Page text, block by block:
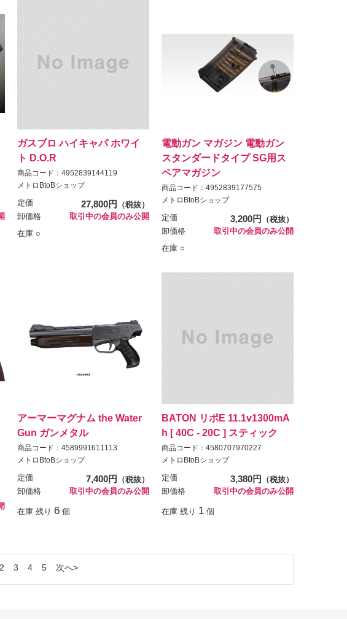
ガスブロ ハイキャパ ホワイ
ト D.O.R
商品コード：4952839144119
メトロBtoBショップ
定価 27,800円
（税抜）
卸価格
取引中の会員のみ公開
在庫 ○
電動ガン マガジン 電動ガン
スタンダードタイプ SG用ス
ペアマガジン
商品コード：4952839177575
メトロBtoBショップ
定価 3,200円
（税抜）
卸価格
取引中の会員のみ公開
在庫 ○
アーマーマグナム the Water
Gun ガンメタル
商品コード：4589991611113
メトロBtoBショップ
定価 7,400円
（税抜）
卸価格
取引中の会員のみ公開
在庫 残り 6 個
BATON リポE 11.1v1300mA
h [ 40C - 20C ] スティック
商品コード：4580707970227
メトロBtoBショップ
定価 3,380円
（税抜）
卸価格
取引中の会員のみ公開
在庫 残り 1 個
2 3 4 5 次へ